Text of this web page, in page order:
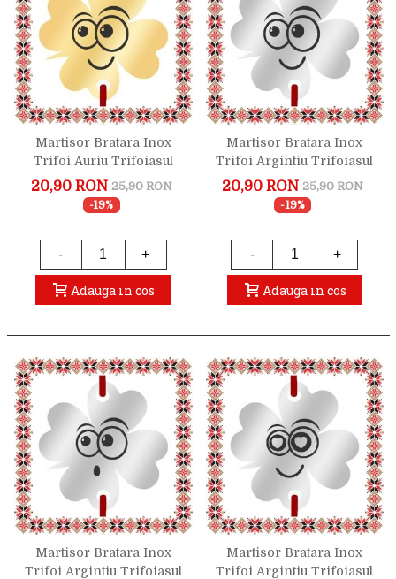
Martisor Bratara Inox
Trifoi Auriu Trifoiasul
Zambaret
20,90 RON 25,90 RON
-19%
- +
Adauga in cos
Martisor Bratara Inox
Trifoi Argintiu Trifoiasul
Zambaret
20,90 RON 25,90 RON
-19%
- +
Adauga in cos
Martisor Bratara Inox
Trifoi Argintiu Trifoiasul
Martisor Bratara Inox
Trifoi Argintiu Trifoiasul